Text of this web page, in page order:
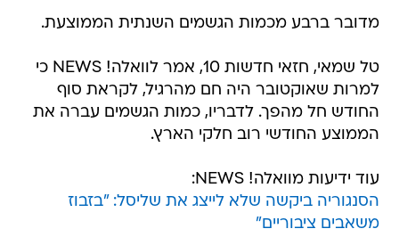
מדובר ברבע מכמות הגשמים השנתית הממוצעת.
טל שמאי, חזאי חדשות 10, אמר לוואלה! NEWS כי
למרות שאוקטובר היה חם מהרגיל, לקראת סוף
החודש חל מהפך. לדבריו, כמות הגשמים עברה את
הממוצע החודשי רוב חלקי הארץ.
עוד ידיעות מוואלה! NEWS:
הסנגוריה ביקשה שלא לייצג את שליסל: "בזבוז
משאבים ציבוריים"